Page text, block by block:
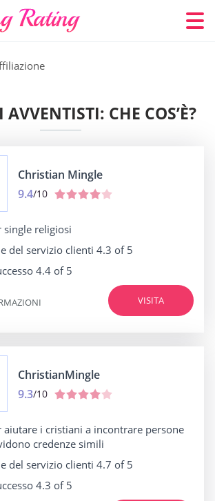
CHE COS’È?
Christian Mingle
9.4/10
single religiosi
del servizio clienti 4.3 of 5
4.4 of 5
VISITA
ChristianMingle
9.3/10
aiutare i cristiani a incontrare persone
credenze simili
del servizio clienti 4.7 of 5
4.3 of 5